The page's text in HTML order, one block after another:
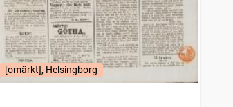
[omärkt], Helsingborg